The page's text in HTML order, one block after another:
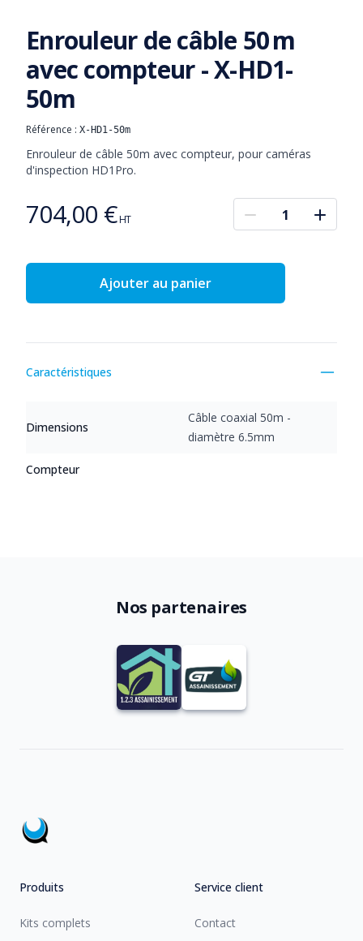
Enrouleur de câble 50 m
avec compteur - X-HD1-
50m
Référence : X-HD1-50m
Informations produit
Description
Enrouleur de câble 50m avec compteur, pour caméras
d'inspection HD1Pro.
Prix
704,00 €HT
Ajouter au panier
Caractéristiques
Dimensions
Câble coaxial 50m -
diamètre 6.5mm
Compteur
Nos partenaires
Produits
Kits complets
Service client
Contact